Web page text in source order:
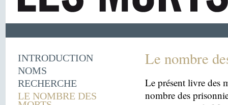
INTRODUCTION
NOMS
RECHERCHE
LE NOMBRE DES
Le nombre
Le présent livre des
nombre des